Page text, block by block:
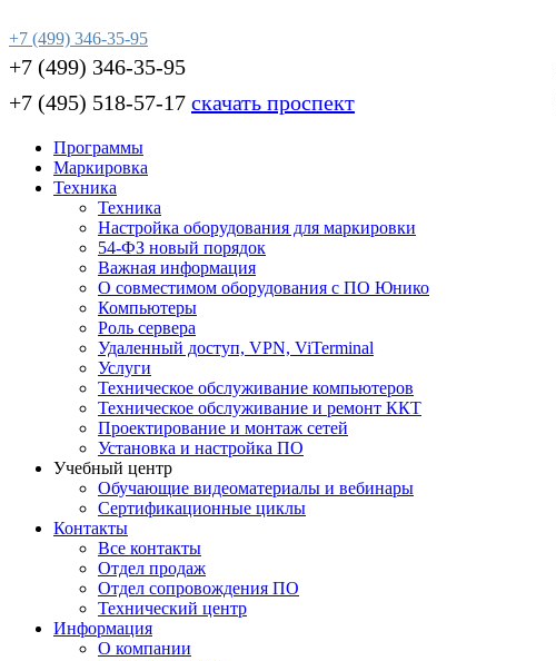
+7 (499) 346-35-95
+7 (499) 346-35-95
+7 (495) 518-57-17 скачать проспект
Программы
Маркировка
Техника
Техника
Настройка оборудования для маркировки
54-ФЗ новый порядок
Важная информация
О совместимом оборудования с ПО Юнико
Компьютеры
Роль сервера
Удаленный доступ, VPN, ViTerminal
Услуги
Техническое обслуживание компьютеров
Техническое обслуживание и ремонт ККТ
Проектирование и монтаж сетей
Установка и настройка ПО
Учебный центр
Обучающие видеоматериалы и вебинары
Сертификационные циклы
Контакты
Все контакты
Отдел продаж
Отдел сопровождения ПО
Технический центр
Информация
О компании